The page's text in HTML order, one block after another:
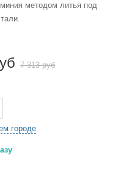
методом литья под
7 313 руб
городе